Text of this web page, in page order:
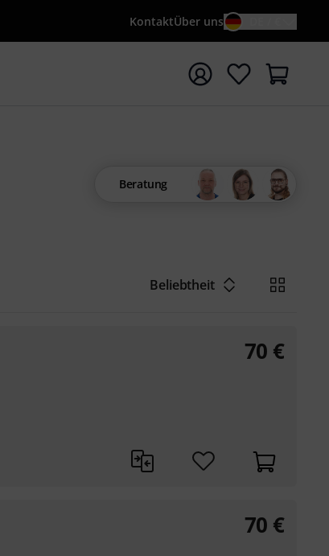
KontaktÜber uns
{searchTerm} starten
Beratung
Beliebtheit
70 €
70 €